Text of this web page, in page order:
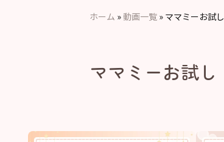
ホーム » 動画一覧 » ママミーお試し
ママミーお試し